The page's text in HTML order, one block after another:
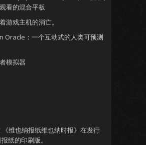
看的混合平板
游戏主机的消亡。
Oracle：一个互动式的人类可预测
模拟器
《维也纳报纸维也纳时报》在发行
纸的印刷版。